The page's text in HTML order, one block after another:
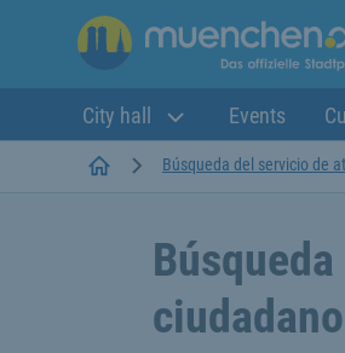
City hall Events
StartseiteBúsqueda del servicio de
ciudadano